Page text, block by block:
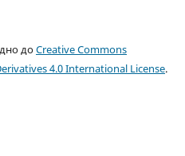
доCreative Commons
4.0 International License.